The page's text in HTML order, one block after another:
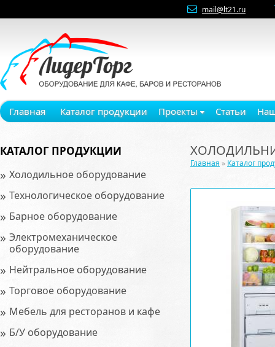
mail@lt21.ru
Главная Каталог продукции Проекты Статьи
КАТАЛОГ ПРОДУКЦИИ
» Холодильное оборудование
» Технологическое оборудование
» Барное оборудование
» Электромеханическое
оборудование
» Нейтральное оборудование
» Торговое оборудование
» Мебель для ресторанов и кафе
» Б/У оборудование
Главная » Каталог